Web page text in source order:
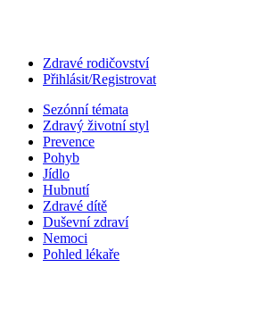
Zdravé rodičovství
Přihlásit/Registrovat
Sezónní témata
Zdravý životní styl
Prevence
Pohyb
Jídlo
Hubnutí
Zdravé dítě
Duševní zdraví
Nemoci
Pohled lékaře